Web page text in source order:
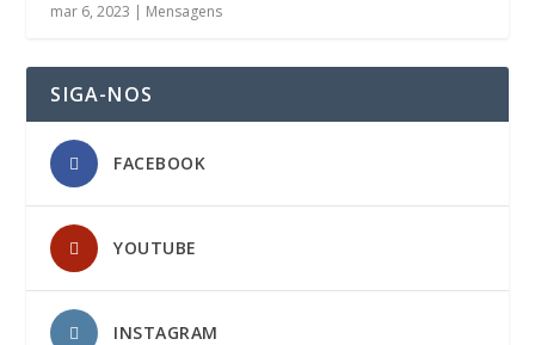
mar 6, 2023 | Mensagens
SIGA-NOS
FACEBOOK
YOUTUBE
INSTAGRAM